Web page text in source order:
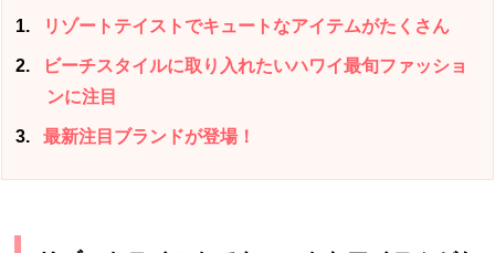
1 リゾートテイストでキュートなアイテムがたくさん
2
ビーチスタイルに取り入れたいハワイ最旬ファッショ
ンに注目
3 最新注目ブランドが登場！